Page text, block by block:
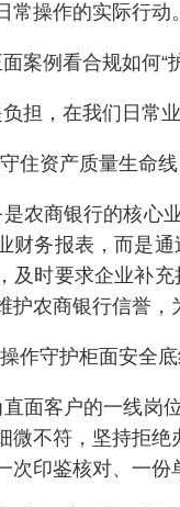
常操作的实际行动
案例看合规如何“
担，在我们日常
住资产质量生命线
农商银行的核心
财务报表，而是
及时要求企业补
护农商银行信誉，
作守护柜面安全
面客户的一线岗
微不符，坚持拒绝
次印鉴核对、一份